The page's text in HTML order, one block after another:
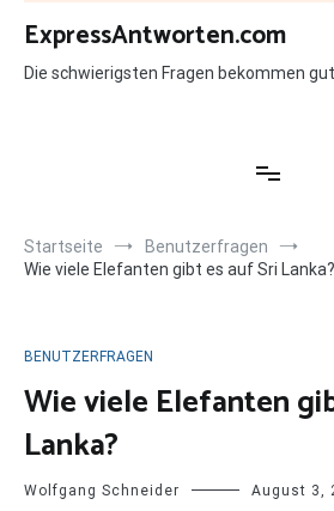
Zum
Inhalt
springen
ExpressAntworten.com
Die schwierigsten Fragen bekommen
Startseite
Benutzerfragen
Wie viele Elefanten gibt es auf Sri Lanka?
BENUTZERFRAGEN
Wie viele Elefanten
Lanka?
Wolfgang Schneider August 3,